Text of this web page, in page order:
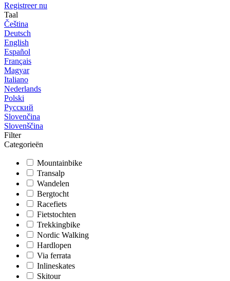
Registreer nu
Taal
Čeština
Deutsch
English
Español
Français
Magyar
Italiano
Nederlands
Polski
Русский
Slovenčina
Slovenščina
Filter
Categorieën
Mountainbike
Transalp
Wandelen
Bergtocht
Racefiets
Fietstochten
Trekkingbike
Nordic Walking
Hardlopen
Via ferrata
Inlineskates
Skitour